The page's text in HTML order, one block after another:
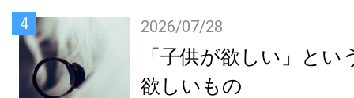
4 2026/07/28
「子供が欲しい」とい
欲しいもの